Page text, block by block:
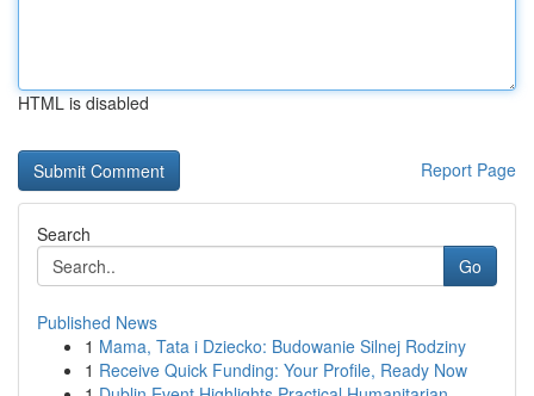
HTML is disabled
Report Page
Search
Go
Published News
1 Mama, Tata i Dziecko: Budowanie Silnej Rodziny
1 Receive Quick Funding: Your Profile, Ready Now